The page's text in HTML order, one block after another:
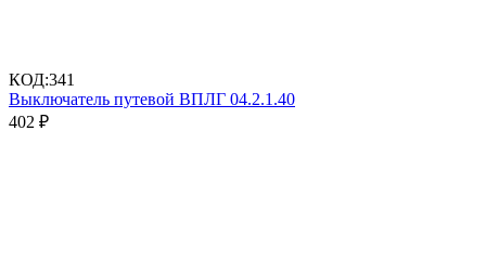
КОД:341
Выключатель путевой ВПЛГ 04.2.1.40
402 ₽